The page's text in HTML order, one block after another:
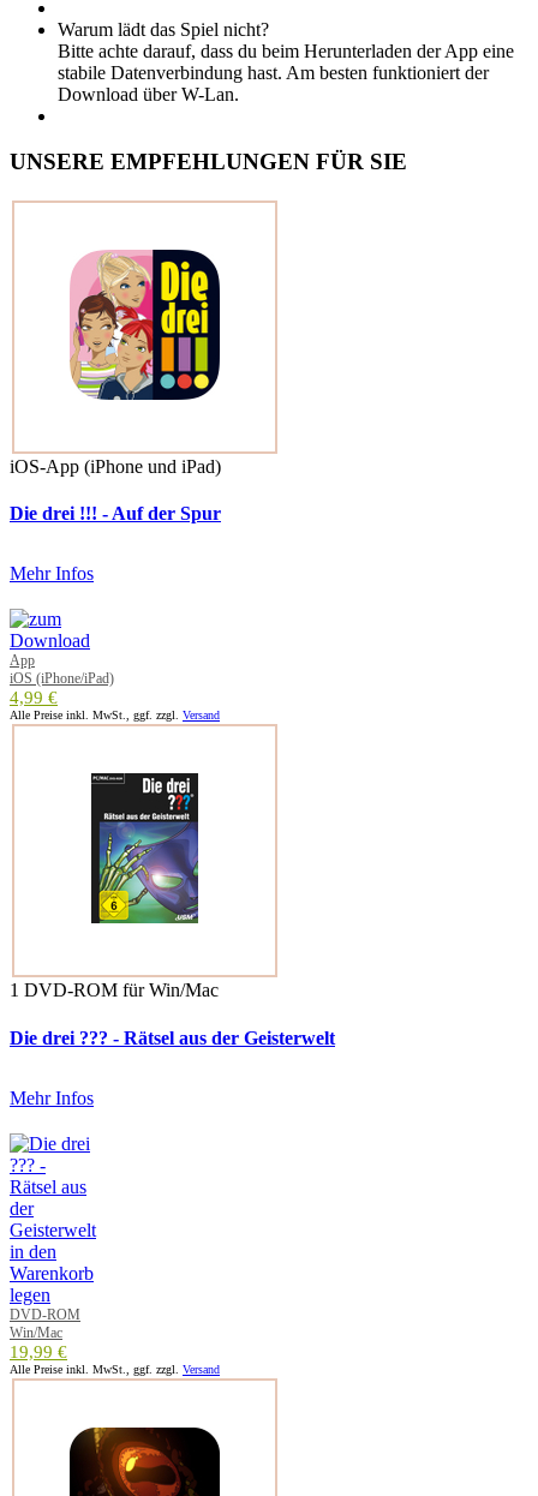
Warum lädt das Spiel nicht?
Bitte achte darauf, dass du beim Herunterladen der App eine
stabile Datenverbindung hast. Am besten funktioniert der
Download über W-Lan.
UNSERE EMPFEHLUNGEN FÜR SIE
iOS-App (iPhone und iPad)
Die drei !!! - Auf der Spur
Mehr Infos
App
iOS (iPhone/iPad)
4,99 €
Alle Preise inkl. MwSt., ggf. zzgl. Versand
1 DVD-ROM für Win/Mac
Die drei ??? - Rätsel aus der Geisterwelt
Mehr Infos
DVD-ROM
Win/Mac
19,99 €
Alle Preise inkl. MwSt., ggf. zzgl. Versand